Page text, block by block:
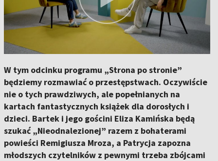
W tym odcinku programu „Strona po stronie”
będziemy rozmawiać o przestępstwach. Oczywiście
nie o tych prawdziwych, ale popełnianych na
kartach fantastycznych książek dla dorosłych i
dzieci. Bartek i jego gościni Eliza Kamińska będą
szukać „Nieodnalezionej” razem z bohaterami
powieści Remigiusza Mroza, a Patrycja zapozna
młodszych czytelników z pewnymi trzeba zbójcami